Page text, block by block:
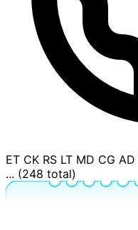
ET CK RS LT MD CG AD
... (248 total)